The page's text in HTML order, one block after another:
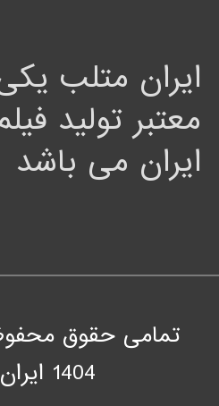
ایران متلب
معتبر تولید
ایران می باشد
1404